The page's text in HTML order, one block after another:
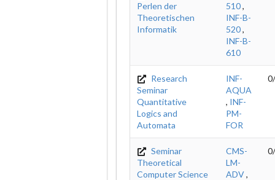
Perlen der
Theoretischen
Informatik
510,
INF-B-
520,
INF-B-
610
Research
Seminar
Quantitative
Logics and
Automata
INF-
AQUA
, INF-
PM-
FOR
Seminar
Theoretical
Computer Science
CMS-
LM-
ADV,